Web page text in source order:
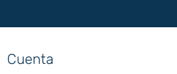
Cuenta